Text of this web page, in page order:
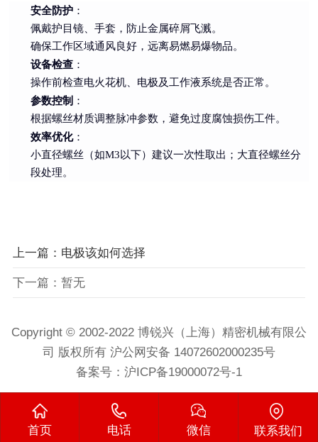
安全防护 ：
佩戴护目镜、手套，防止金属碎屑飞溅。
确保工作区域通风良好，远离易燃易爆物品。
设备检查 ：
操作前检查电火花机、电极及工作液系统是否正常。
参数控制 ：
根据螺丝材质调整脉冲参数，避免过度腐蚀损伤工件。
效率优化：
小直径螺丝（如M3以下）建议一次性取出；大直径螺丝分
段处理。
上一篇：电极该如何选择
下一篇：暂无
Copyright © 2002-2022 博锐兴（上海）精密机械有限公
司 版权所有 沪公网安备 14072602000235号
备案号： 沪ICP备19000072号-1
首页 电话 微信 联系我们